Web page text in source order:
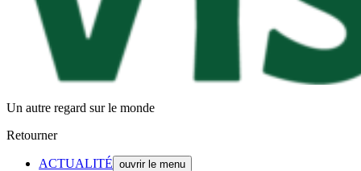
Un autre regard sur le monde
Retourner
ACTUALITÉ ouvrir le menu